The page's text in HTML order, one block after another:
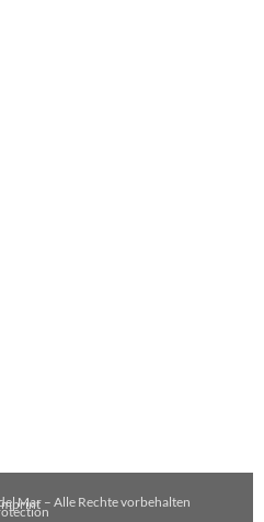
Mar – Alle Rechte vorbehalten